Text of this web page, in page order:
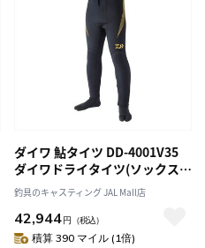
ダイワ 鮎タイツ DD-4001V35
ダイワドライタイツ(ソックス先
割) ブラック LO
釣具のキャスティング JAL Mall店
42,944円 （税込）
積算 390 マイル (1倍)